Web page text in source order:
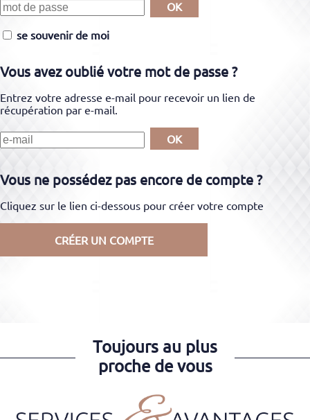
OK
se souvenir de moi
Vous avez oublié votre mot de passe ?
Entrez votre adresse e-mail pour recevoir un lien de
récupération par e-mail.
OK
Vous ne possédez pas encore de compte ?
Cliquez sur le lien ci-dessous pour créer votre compte
CRÉER UN COMPTE
Toujours au plus
proche de vous